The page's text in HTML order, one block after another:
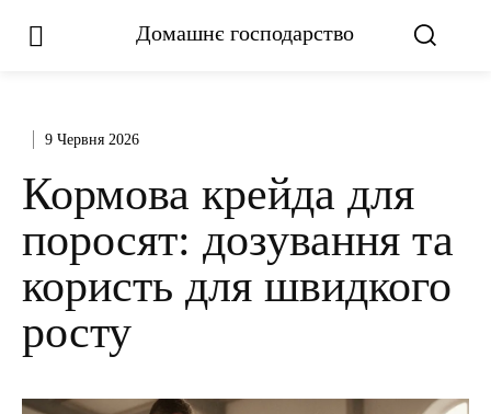
Домашнє господарство
9 Червня 2026
Кормова крейда для
поросят: дозування та
користь для швидкого
росту